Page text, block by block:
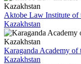
Aktobe Law Institute
Kazakhstan
Karaganda Academy
Kazakhstan